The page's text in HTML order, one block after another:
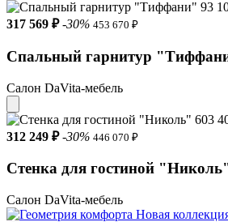
317 569 ₽ -30% 453 670 ₽
Спальный гарнитур
Салон DaVita-мебель
312 249 ₽ -30% 446 070 ₽
Стенка для гостиной
Салон DaVita-мебель
Новая